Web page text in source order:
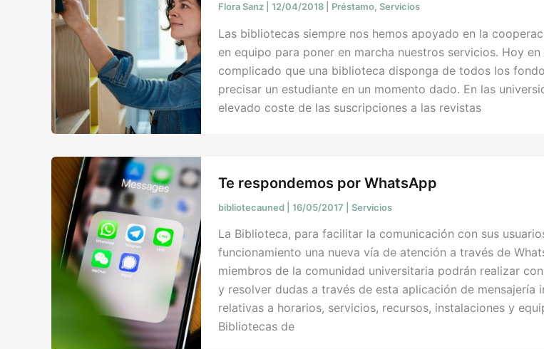
Flora Sanz 12/04/2018 Préstamo, Servicios
Las bibliotecas siempre nos hemos apoyado en la
en equipo para poner en marcha nuestros servicios. Hoy en
complicado que una biblioteca disponga de todos los
precisar un estudiante en un momento dado. En las
elevado coste de las suscripciones a las revistas
Te respondemos por WhatsApp
bibliotecauned 16/05/2017 Servicios
La Biblioteca, para facilitar la comunicación con sus
funcionamiento una nueva vía de atención a través de
miembros de la comunidad universitaria podrán realizar
y resolver dudas a través de esta aplicación de mensajería
relativas a horarios, servicios, recursos, instalaciones y
Bibliotecas de